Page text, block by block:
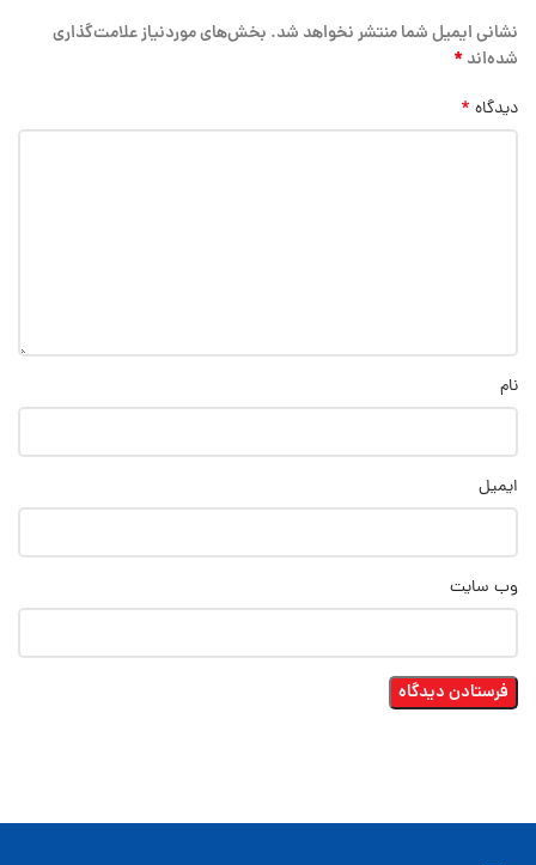
نشانی ایمیل شما منتشر نخواهد شد. بخش‌های موردنیاز علامت‌گذاری
شده‌اند*
دیدگاه *
نام
ایمیل
وب‌ سایت